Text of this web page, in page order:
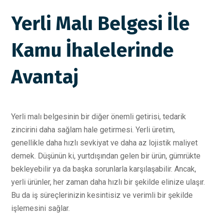
Yerli Malı Belgesi İle
Kamu İhalelerinde
Avantaj
Yerli malı belgesinin bir diğer önemli getirisi, tedarik
zincirini daha sağlam hale getirmesi. Yerli üretim,
genellikle daha hızlı sevkiyat ve daha az lojistik maliyet
demek. Düşünün ki, yurtdışından gelen bir ürün, gümrükte
bekleyebilir ya da başka sorunlarla karşılaşabilir. Ancak,
yerli ürünler, her zaman daha hızlı bir şekilde elinize ulaşır.
Bu da iş süreçlerinizin kesintisiz ve verimli bir şekilde
işlemesini sağlar.